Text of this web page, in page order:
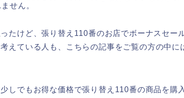
せん。
たけど、張り替え110番のお店でボーナスセー
えている人も、こちらの記事をご覧の方の中に
しでもお得な価格で張り替え110番の商品を購